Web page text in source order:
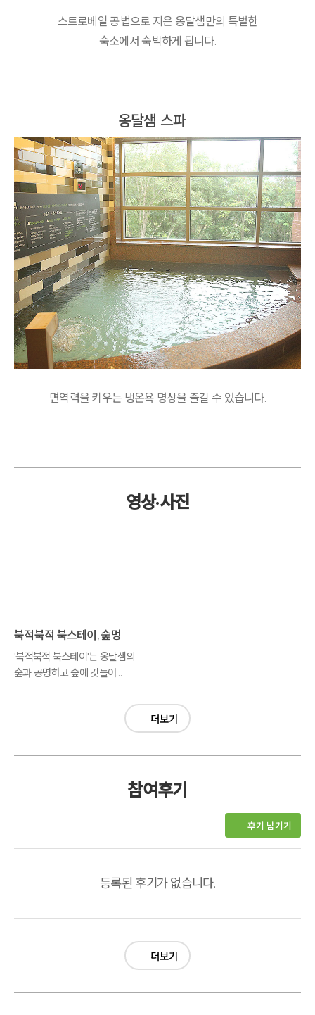
스트로베일 공법으로 지은 옹달샘만의 특별한
숙소에서 숙박하게 됩니다.
옹달샘 스파
면역력을 키우는 냉온욕 명상을 즐길 수 있습니다.
영상·사진
북적북적 북스테이, 숲멍
'북적북적 북스테이'는 옹달샘의
숲과 공명하고 숲에 깃들어
더보기
참여후기
후기 남기기
등록된 후기가 없습니다.
더보기